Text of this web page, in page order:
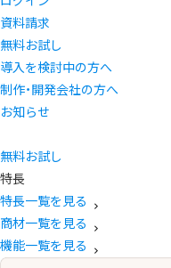
資料請求
無料お試し
導入を検討中の方へ
制作・開発会社の方へ
お知らせ
無料お試し
特長
特長一覧を見る
商材一覧を見る
機能一覧を見る